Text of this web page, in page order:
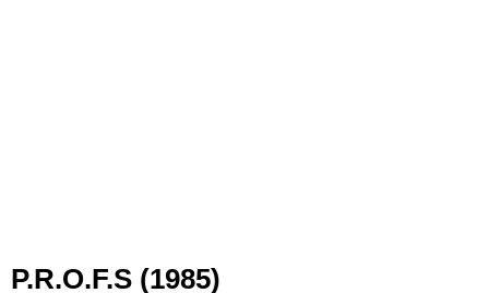
P.R.O.F.S (1985)